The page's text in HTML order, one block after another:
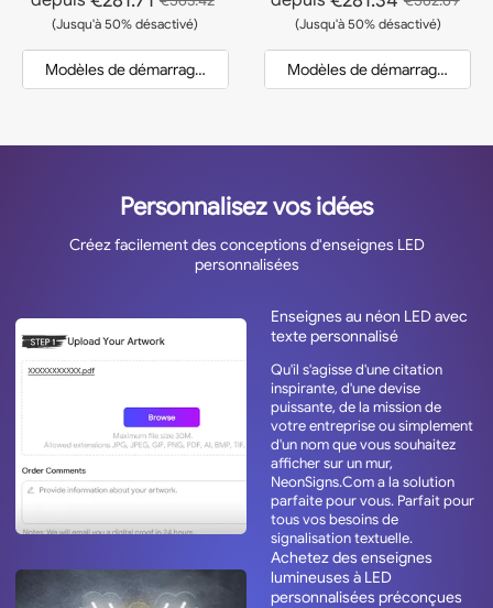
(Jusqu'à 50% désactivé)
Modèles de démarrage et devis
(Jusqu'à 50% désactivé)
Modèles de démarrage et
Personnalisez vos idées
Créez facilement des conceptions d'enseignes LED
personnalisées
Enseignes au néon LED avec
texte personnalisé
Qu'il s'agisse d'une citation
inspirante, d'une devise
puissante, de la mission de
votre entreprise ou simplement
d'un nom que vous souhaitez
afficher sur un mur,
NeonSigns.Com a la solution
parfaite pour vous. Parfait pour
tous vos besoins de
signalisation textuelle.
Achetez des enseignes
lumineuses à LED
personnalisées préconçues